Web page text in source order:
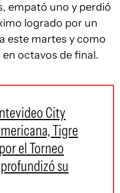
empató uno y perdió
logrado por un
este martes y como
octavos de final.
City
Tigre
el Torneo
su